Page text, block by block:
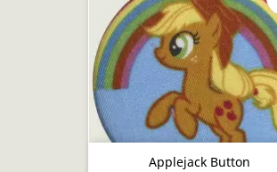
Applejack Button